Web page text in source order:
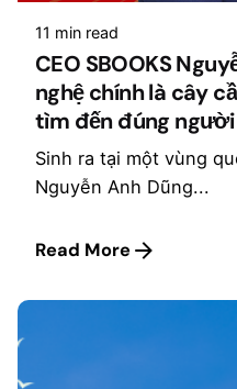
11 min read
CEO SBOOKS
nghệ chính là cây
tìm đến đúng người
Sinh ra tại một vùng
Nguyễn Anh Dũng...
Read More